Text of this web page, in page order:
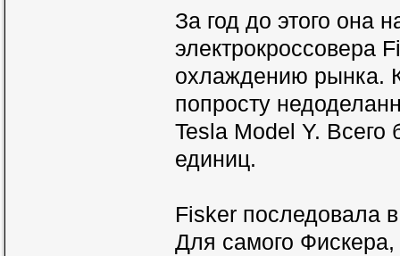
За год до этого она
электрокроссовера
охлаждению рынка.
попросту
Tesla Model Y.
единиц.
Fisker последовала
Для самого